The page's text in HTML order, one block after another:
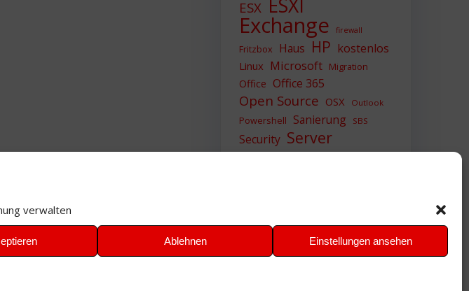
verwalten
Ablehnen Einstellungen ansehen
ESX ESXI
Exchange firewall
Fritzbox Haus HP kostenlos
Linux Microsoft Migration
Office Office 365
Open Source OSX Outlook
Powershell Sanierung SBS
Security Server
Sicherheit SIEM
VMWare VPN WAZUH
Windows Zertifikat